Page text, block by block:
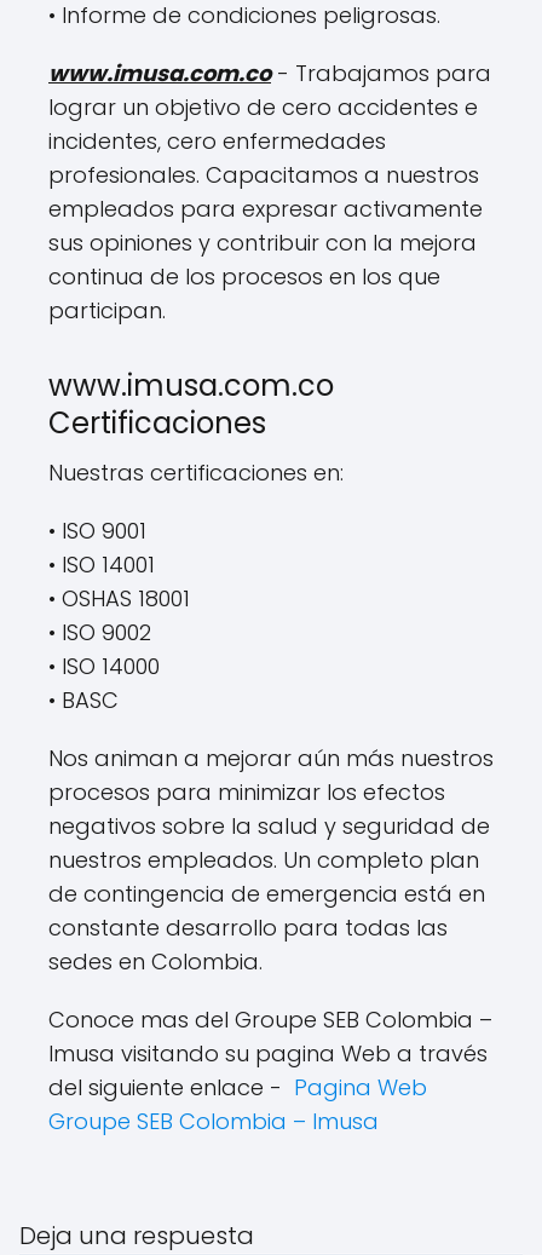
• Informe de condiciones peligrosas.
www.imusa.com.co- Trabajamos para
lograr un objetivo de cero accidentes e
incidentes, cero enfermedades
profesionales. Capacitamos a nuestros
empleados para expresar activamente
sus opiniones y contribuir con la mejora
continua de los procesos en los que
participan.
www.imusa.com.co
Certificaciones
Nuestras certificaciones en:
• ISO 9001
• ISO 14001
• OSHAS 18001
• ISO 9002
• ISO 14000
• BASC
Nos animan a mejorar aún más nuestros
procesos para minimizar los efectos
negativos sobre la salud y seguridad de
nuestros empleados. Un completo plan
de contingencia de emergencia está en
constante desarrollo para todas las
sedes en Colombia.
Conoce mas del Groupe SEB Colombia –
Imusa visitando su pagina Web a través
del siguiente enlace - Pagina Web
Groupe SEB Colombia – Imusa
Deja una respuesta